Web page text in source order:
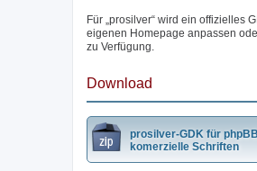
Für „prosilver“ wird ein offizielles
eigenen Homepage anpassen
zu Verfügung.
Download
prosilver-GDK für
komerzielle Schriften